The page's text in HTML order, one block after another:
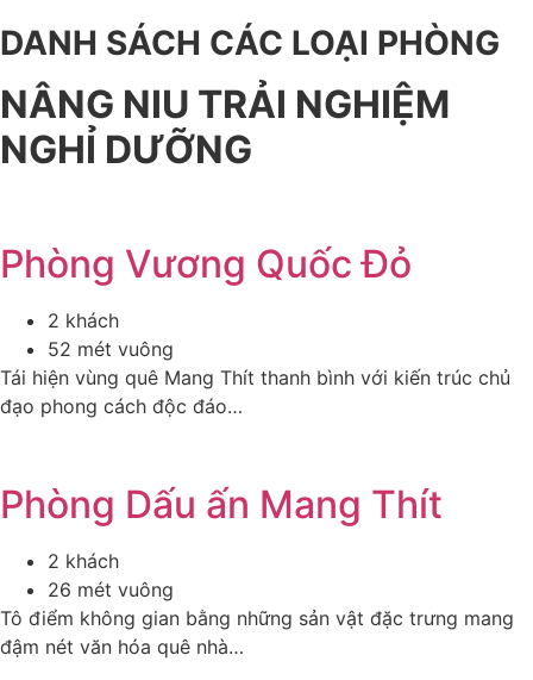
DANH SÁCH CÁC LOẠI PHÒNG
NÂNG NIU TRẢI NGHIỆM
NGHỈ DƯỠNG
Phòng Vương Quốc Đỏ
2 khách
52 mét vuông
Tái hiện vùng quê Mang Thít thanh bình với kiến trúc chủ
đạo phong cách độc đáo…
Phòng Dấu ấn Mang Thít
2 khách
26 mét vuông
Tô điểm không gian bằng những sản vật đặc trưng mang
đậm nét văn hóa quê nhà…